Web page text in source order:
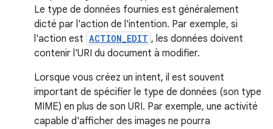
Le type de données fournies est généralement
dicté par l'action de l'intention. Par exemple, si
l'action est ACTION_EDIT , les données doivent
contenir l'URI du document à modifier.
Lorsque vous créez un intent, il est souvent
important de spécifier le type de données (son type
MIME) en plus de son URI. Par exemple, une activité
capable d'afficher des images ne pourra